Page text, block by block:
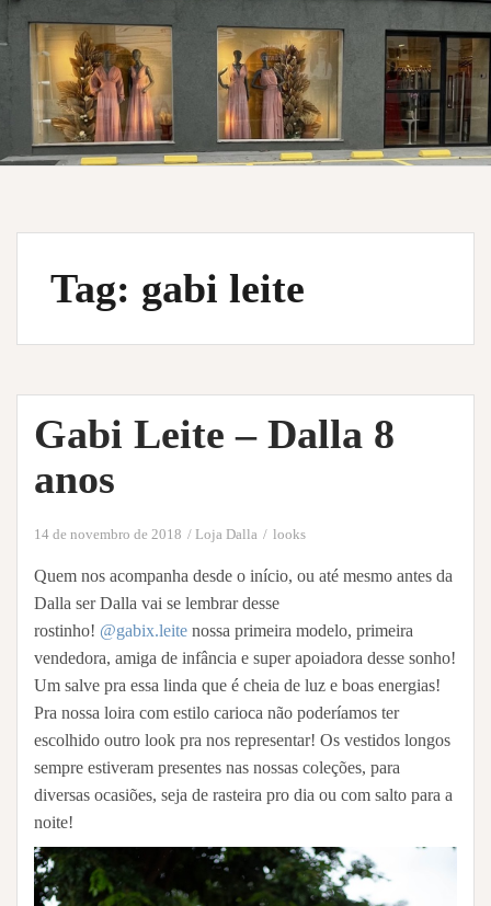
Tag: gabi leite
Gabi Leite – Dalla 8
anos
14 de novembro de 2018 Loja Dalla looks
Quem nos acompanha desde o início, ou até mesmo antes da
Dalla ser Dalla vai se lembrar desse
rostinho! @gabix.leite nossa primeira modelo, primeira
vendedora, amiga de infância e super apoiadora desse sonho!
Um salve pra essa linda que é cheia de luz e boas energias!
Pra nossa loira com estilo carioca não poderíamos ter
escolhido outro look pra nos representar! Os vestidos longos
sempre estiveram presentes nas nossas coleções, para
diversas ocasiões, seja de rasteira pro dia ou com salto para a
noite!